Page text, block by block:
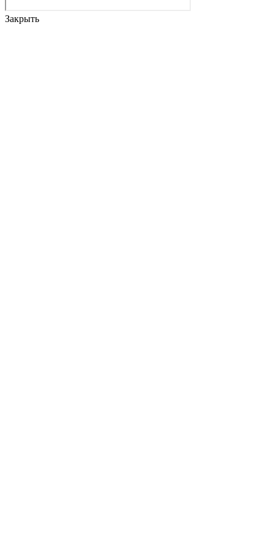
Закрыть